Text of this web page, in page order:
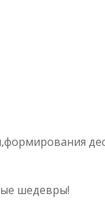
шедевры!